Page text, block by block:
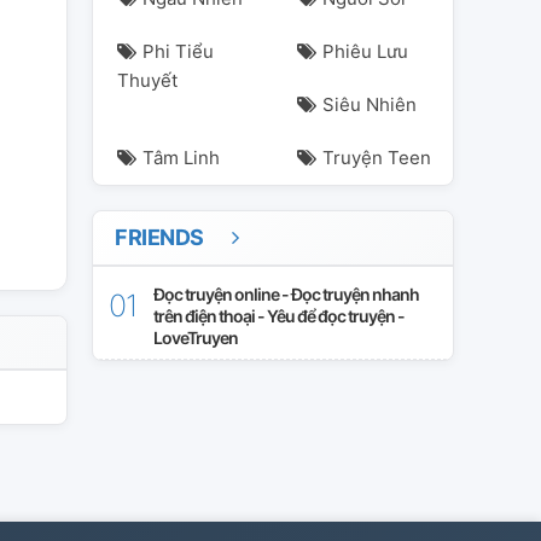
Phi Tiểu
Thuyết
Phiêu Lưu
Siêu Nhiên
Tâm Linh Truyện Teen
FRIENDS
Đọc truyện online - Đọc truyện nhanh
trên điện thoại - Yêu để đọc truyện -
LoveTruyen